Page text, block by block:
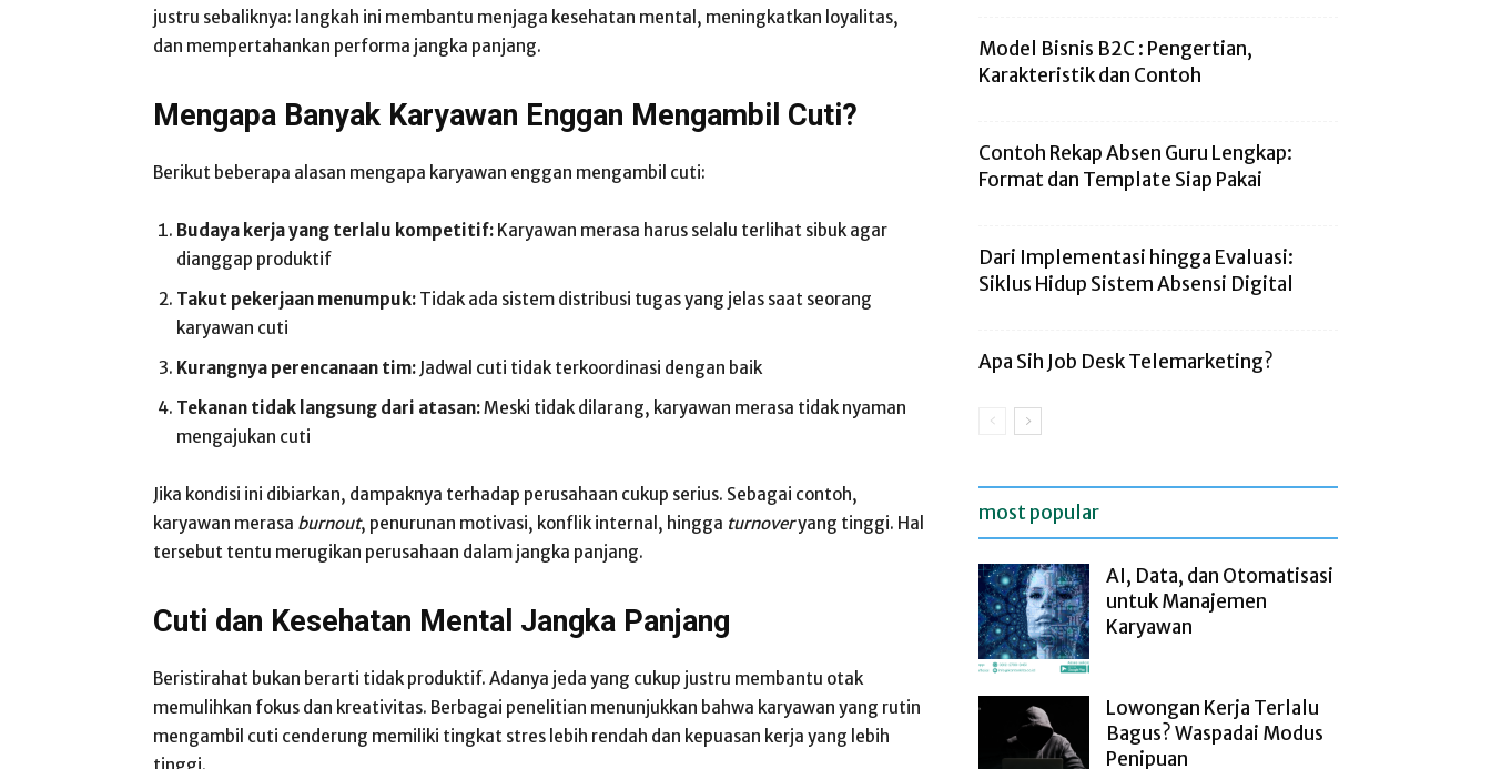
justru sebaliknya: langkah ini membantu menjaga kesehatan mental, meningkatkan loyalitas,
dan mempertahankan performa jangka panjang.
Mengapa Banyak Karyawan Enggan Mengambil Cuti?
Berikut beberapa alasan mengapa karyawan enggan mengambil cuti:
Budaya kerja yang terlalu kompetitif: Karyawan merasa harus selalu terlihat sibuk agar
dianggap produktif
Takut pekerjaan menumpuk: Tidak ada sistem distribusi tugas yang jelas saat seorang
karyawan cuti
Kurangnya perencanaan tim: Jadwal cuti tidak terkoordinasi dengan baik
Tekanan tidak langsung dari atasan:Meski tidak dilarang, karyawan merasa tidak nyaman
mengajukan cuti
Jika kondisi ini dibiarkan, dampaknya terhadap perusahaan cukup serius. Sebagai contoh,
karyawan merasa burnout, penurunan motivasi, konflik internal, hingga turnoveryang tinggi. Hal
tersebut tentu merugikan perusahaan dalam jangka panjang.
Cuti dan Kesehatan Mental Jangka Panjang
Beristirahat bukan berarti tidak produktif. Adanya jeda yang cukup justru membantu otak
memulihkan fokus dan kreativitas. Berbagai penelitian menunjukkan bahwa karyawan yang rutin
mengambil cuti cenderung memiliki tingkat stres lebih rendah dan kepuasan kerja yang lebih
Model Bisnis B2C : Pengertian,
Karakteristik dan Contoh
Contoh Rekap Absen Guru Lengkap:
Format dan Template Siap Pakai
Dari Implementasi hingga Evaluasi:
Siklus Hidup Sistem Absensi Digital
Apa Sih Job Desk Telemarketing?
most popular
AI, Data, dan Otomatisasi
untuk Manajemen
Karyawan
Lowongan Kerja Terlalu
Bagus? Waspadai Modus
Penipuan